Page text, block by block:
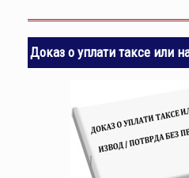
Доказ о уплати таксе или